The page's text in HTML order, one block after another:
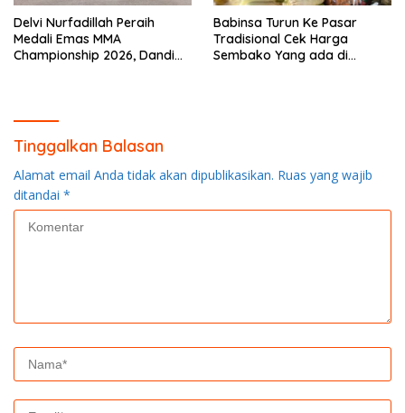
Delvi Nurfadillah Peraih
Medali Emas MMA
Championship 2026, Dandim
Babinsa Turun Ke Pasar
Tradisional Cek Harga
Sembako Yang ada di
Tinggalkan Balasan
Alamat email Anda tidak akan dipublikasikan. Ruas yang wajib
ditandai *